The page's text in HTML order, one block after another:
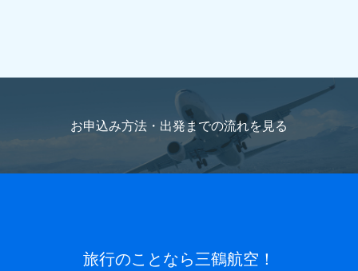
お申込み方法・出発までの流れを見る
旅行のことなら三鶴航空！